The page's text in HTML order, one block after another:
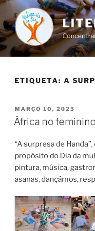
Saltar
para
o
conteúdo
ETIQUETA: A
PUBLICADO
EM
MARÇO 10, 2023
África no feminino
“A surpresa de
propósito do Dia da
pintura, música,
asanas, dançámos,